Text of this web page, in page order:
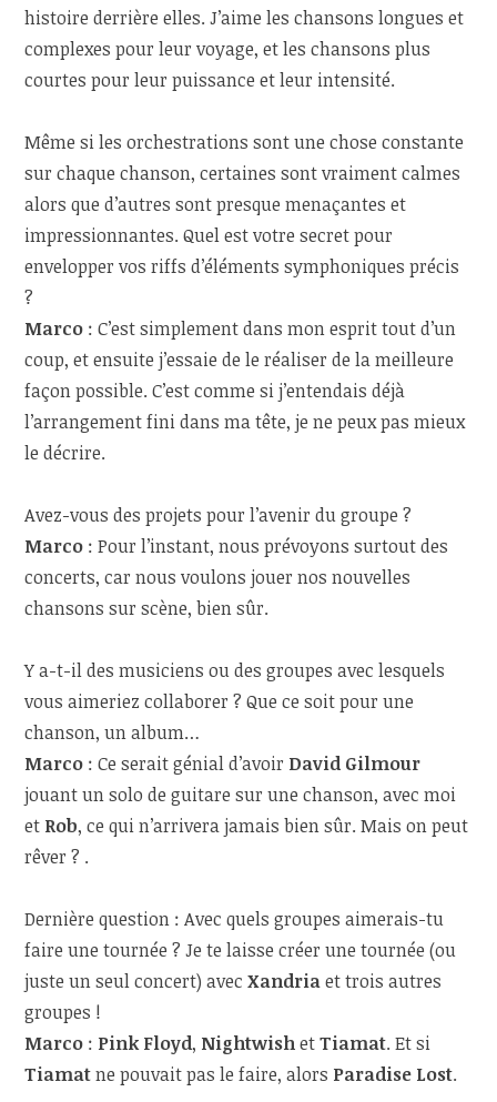
histoire derrière elles. J’aime les chansons longues et
complexes pour leur voyage, et les chansons plus
courtes pour leur puissance et leur intensité.
Même si les orchestrations sont une chose constante
sur chaque chanson, certaines sont vraiment calmes
alors que d’autres sont presque menaçantes et
impressionnantes. Quel est votre secret pour
envelopper vos riffs d’éléments symphoniques précis
?
Marco : C’est simplement dans mon esprit tout d’un
coup, et ensuite j’essaie de le réaliser de la meilleure
façon possible. C’est comme si j’entendais déjà
l’arrangement fini dans ma tête, je ne peux pas mieux
le décrire.
Avez-vous des projets pour l’avenir du groupe ?
Marco : Pour l’instant, nous prévoyons surtout des
concerts, car nous voulons jouer nos nouvelles
chansons sur scène, bien sûr.
Y a-t-il des musiciens ou des groupes avec lesquels
vous aimeriez collaborer ? Que ce soit pour une
chanson, un album…
Marco : Ce serait génial d’avoir David Gilmour
jouant un solo de guitare sur une chanson, avec moi
et Rob, ce qui n’arrivera jamais bien sûr. Mais on peut
rêver ? .
Dernière question : Avec quels groupes aimerais-tu
faire une tournée ? Je te laisse créer une tournée (ou
juste un seul concert) avecXandriaet trois autres
groupes !
Marco : Pink Floyd, NightwishetTiamat. Et si
Tiamatne pouvait pas le faire, alors Paradise Lost.